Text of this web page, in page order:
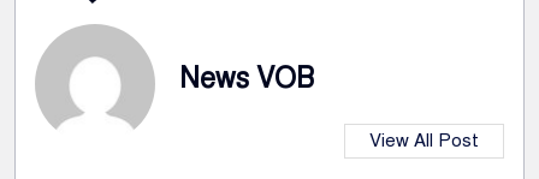
News VOB
View All Post